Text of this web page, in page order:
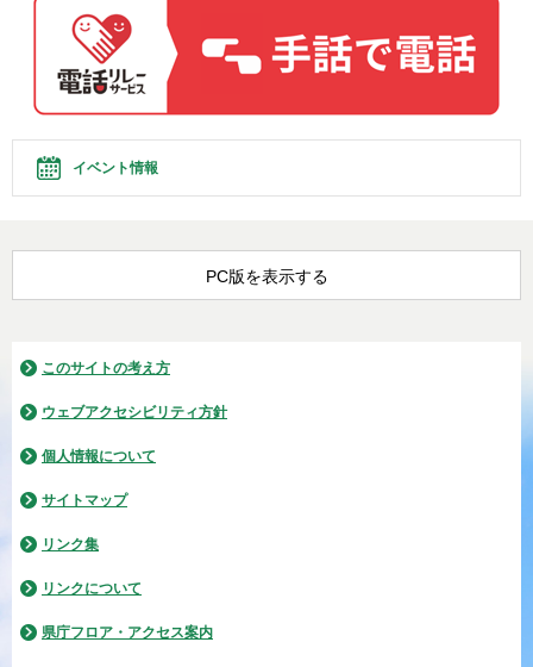
イベント情報
PC版を表示する
このサイトの考え方
ウェブアクセシビリティ方針
個人情報について
サイトマップ
リンク集
リンクについて
県庁フロア・アクセス案内